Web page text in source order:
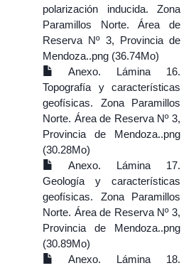
polarización inducida. Zona
Paramillos Norte. Área de
Reserva Nº 3, Provincia de
Mendoza..png (36.74Mo)
Anexo. Lámina 16.
Topografía y características
geofísicas. Zona Paramillos
Norte. Área de Reserva Nº 3,
Provincia de Mendoza..png
(30.28Mo)
Anexo. Lámina 17.
Geología y características
geofísicas. Zona Paramillos
Norte. Área de Reserva Nº 3,
Provincia de Mendoza..png
(30.89Mo)
Anexo. Lámina 18.